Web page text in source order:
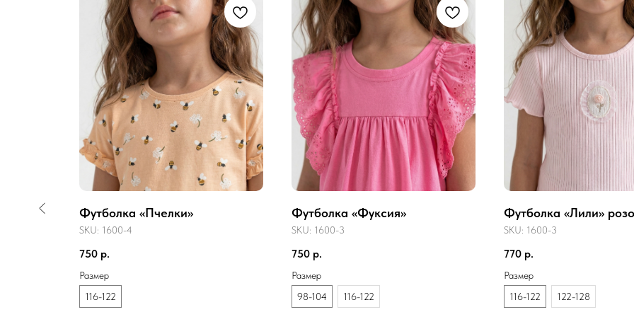
Футболка «Пчелки»
SKU: 1600-4
750 р.
Размер
116-122
Футболка «Фуксия»
SKU: 1600-3
750 р.
Размер
98-104
116-122
Футболка «Лили»
SKU: 1600-3
770 р.
Размер
116-122
122-128